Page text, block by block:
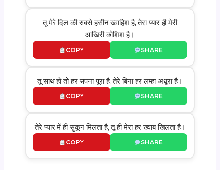
तू मेरे दिल की सबसे हसीन ख्वाहिश है, तेरा प्यार ही मेरी
आखिरी कोशिश है।
COPY SHARE
तू साथ हो तो हर सपना पूरा है, तेरे बिना हर लम्हा अधूरा है।
COPY SHARE
तेरे प्यार में ही सुकून मिलता है, तू ही मेरा हर ख्वाब खिलता है।
COPY SHARE